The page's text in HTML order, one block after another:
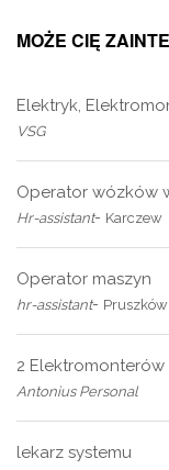
MOŻE CIĘ
Elektryk,
VSG
Operator wózków
Hr-assistant- Karczew
Operator maszyn
hr-assistant- Pruszków
2 Elektromonterów
Antonius Personal
lekarz systemu